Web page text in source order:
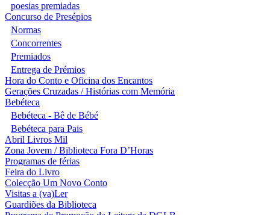
poesias premiadas
Concurso de Presépios
Normas
Concorrentes
Premiados
Entrega de Prémios
Hora do Conto e Oficina dos Encantos
Gerações Cruzadas / Histórias com Memória
Bebéteca
Bebéteca - Bê de Bébé
Bebéteca para Pais
Abril Livros Mil
Zona Jovem / Biblioteca Fora D’Horas
Programas de férias
Feira do Livro
Colecção Um Novo Conto
Visitas a (va)Ler
Guardiões da Biblioteca